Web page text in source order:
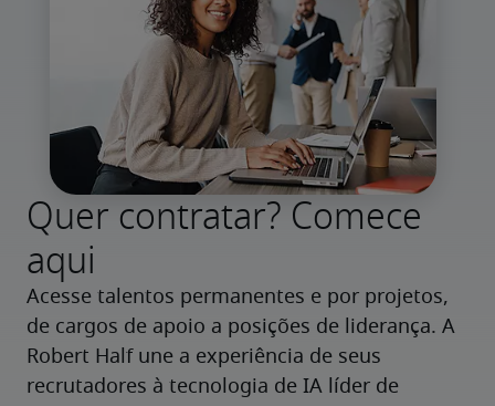
Quer contratar? Comece
aqui
Acesse talentos permanentes e por projetos,
de cargos de apoio a posições de liderança. A
Robert Half une a experiência de seus
recrutadores à tecnologia de IA líder de